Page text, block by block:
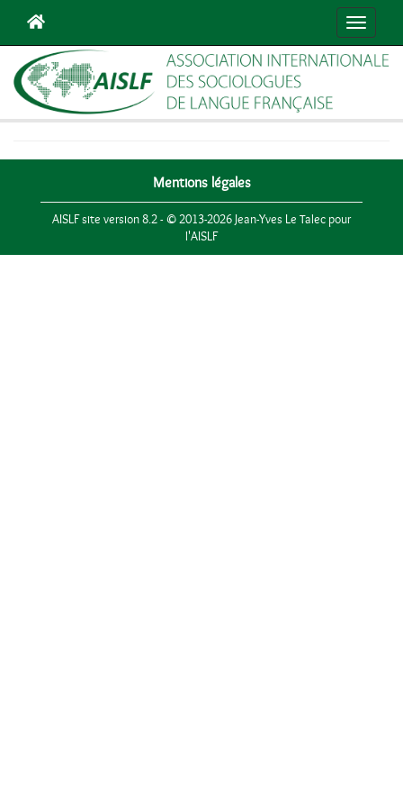
Mentions légales
AISLF site version 8.2 - © 2013-2026 Jean-Yves Le Talec pour
l'AISLF